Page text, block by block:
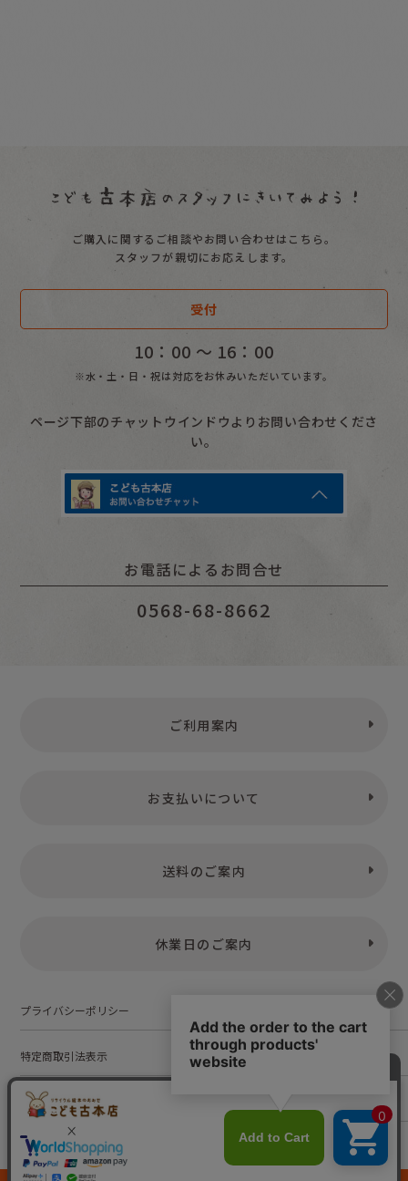
ご購入に関するご相談やお問い合わせはこちら。
スタッフが親切にお応えします。
受付
10：00 〜 16：00
※水・土・日・祝は対応をお休みいただいています。
ページ下部のチャットウインドウよりお問い合わせくださ
い。
お電話によるお問合せ
0568-68-8662
ご利用案内
お支払いについて
送料のご案内
休業日のご案内
プライバシーポリシー
特定商取引法表示
お問い合わせ